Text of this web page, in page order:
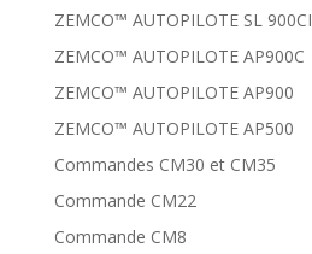
ZEMCO™ AUTOPILOTE SL 900CI
ZEMCO™ AUTOPILOTE AP900C
ZEMCO™ AUTOPILOTE AP900
ZEMCO™ AUTOPILOTE AP500
Commandes CM30 et CM35
Commande CM22
Commande CM8